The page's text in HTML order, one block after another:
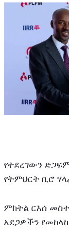
የተደረገውን
የትምህርት ቢሮ
ምክትል ርእሰ
አደጋዎችን